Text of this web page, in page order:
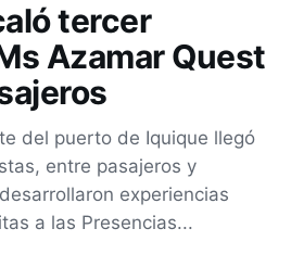
tercer
Azamar Quest
del puerto de Iquique llegó
entre pasajeros y
experiencias
a las Presencias...